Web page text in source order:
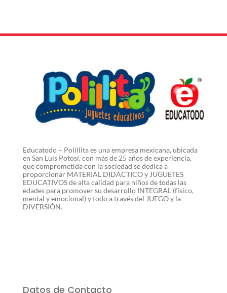
Educatodo – Polillita es una empresa mexicana, ubicada
en San Luis Potosí, con más de 25 años de experiencia,
que comprometida con la sociedad se dedica a
proporcionar MATERIAL DIDÁCTICO y JUGUETES
EDUCATIVOS de alta calidad para niños de todas las
edades para promover su desarrollo INTEGRAL (físico,
mental y emocional) y todo a través del JUEGO y la
DIVERSIÓN.
Datos de Contacto